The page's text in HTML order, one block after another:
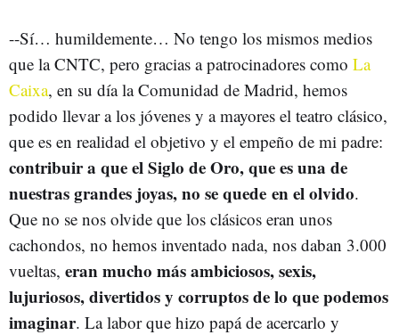
--Sí… humildemente… No tengo los mismos medios
que la CNTC, pero gracias a patrocinadores como La
Caixa, en su día la Comunidad de Madrid, hemos
podido llevar a los jóvenes y a mayores el teatro clásico,
que es en realidad el objetivo y el empeño de mi padre:
contribuir a que el Siglo de Oro, que es una de
nuestras grandes joyas, no se quede en el olvido.
Que no se nos olvide que los clásicos eran unos
cachondos, no hemos inventado nada, nos daban 3.000
vueltas, eran mucho más ambiciosos, sexis,
lujuriosos, divertidos y corruptos de lo que podemos
imaginar. La labor que hizo papá de acercarlo y